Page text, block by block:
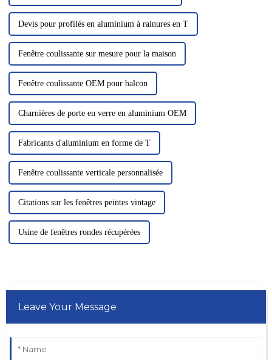
Devis pour profilés en aluminium à rainures en T
Fenêtre coulissante sur mesure pour la maison
Fenêtre coulissante OEM pour balcon
Charnières de porte en verre en aluminium OEM
Fabricants d'aluminium en forme de T
Fenêtre coulissante verticale personnalisée
Citations sur les fenêtres peintes vintage
Usine de fenêtres rondes récupérées
Leave Your Message